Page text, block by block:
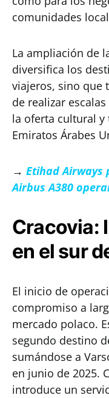
comunidades
La ampliación de
diversifica los
viajeros, sino que
de realizar
la oferta cultural y
Emiratos Árabes
→ Etihad Airways
Airbus A380
Cracovia:
en el sur
El inicio de
compromiso a
mercado polaco.
segundo destino
sumándose a
en junio de 2025.
introduce un